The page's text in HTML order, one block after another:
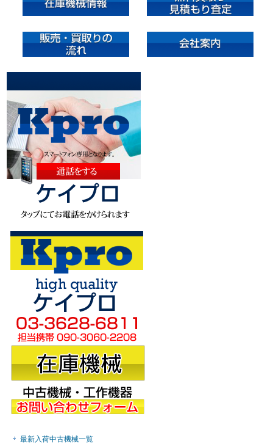
最新入荷中古機械一覧